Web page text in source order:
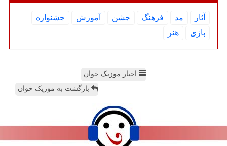
آثار مد فرهنگ جشن آموزش
جشنواره
بازی
هنر
اخبار موزیک خوان
بازگشت به موزیک خوان